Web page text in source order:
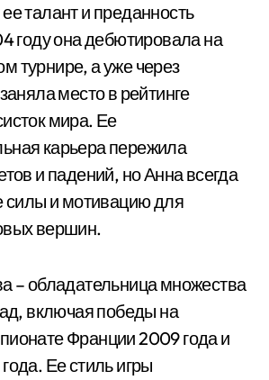
талант и преданность
году она дебютировала на
турнире, а уже через
место в рейтинге
мира. Ее
карьера пережила
и падений, но Анна всегда
силы и мотивацию для
вершин.
– обладательница множества
включая победы на
Франции 2009 года и
Ее стиль игры